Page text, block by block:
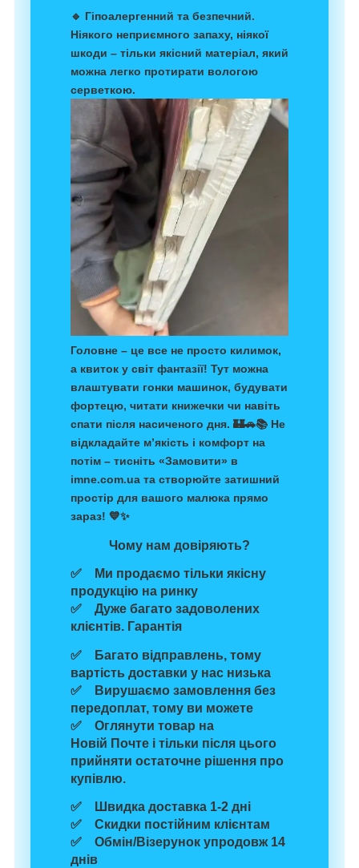
🔹 Гіпоалергенний та безпечний.
Ніякого неприємного запаху, ніякої
шкоди – тільки якісний матеріал, який
можна легко протирати вологою
серветкою.
Головне – це все не просто килимок,
а квиток у світ фантазії! Тут можна
влаштувати гонки машинок, будувати
фортецю, читати книжечки чи навіть
спати після насиченого дня. 🏰🚗📚 Не
відкладайте м’якість і комфорт на
потім – тисніть «Замовити» в
imne.com.ua та створюйте затишний
простір для вашого малюка прямо
зараз! 💙✨
Чому нам довіряють?
✅ Ми продаємо тільки якісну
продукцію на ринку
✅ Дуже багато задоволених
клієнтів. Гарантія
✅ Багато відправлень, тому
вартість доставки у нас низька
✅ Вирушаємо замовлення без
передоплат, тому ви можете
✅ Оглянути товар на
Новій Почте і тільки після цього
прийняти остаточне рішення про
купівлю.
✅ Швидка доставка 1-2 дні
✅ Скидки постійним клієнтам
✅ Обмін/Візерунок упродовж 14
днів